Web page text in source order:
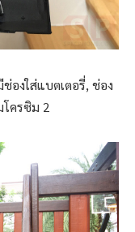
องใส่แบตเตอรี่, ช่อง
โครซิม 2